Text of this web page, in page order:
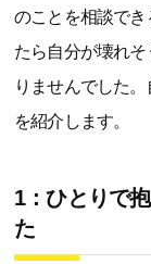
のことを相談で
たら自分が壊れ
りませんでした
を紹介します。
1：ひとりで
た